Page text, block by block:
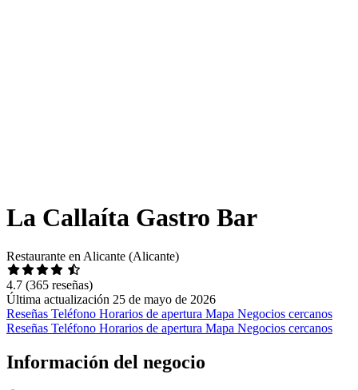
La Callaíta Gastro Bar
Restaurante en Alicante (Alicante)
4.7 (365 reseñas)
Última actualización 25 de mayo de 2026
Reseñas Teléfono Horarios de apertura Mapa Negocios cercanos
Reseñas Teléfono Horarios de apertura Mapa Negocios cercanos
Información del negocio